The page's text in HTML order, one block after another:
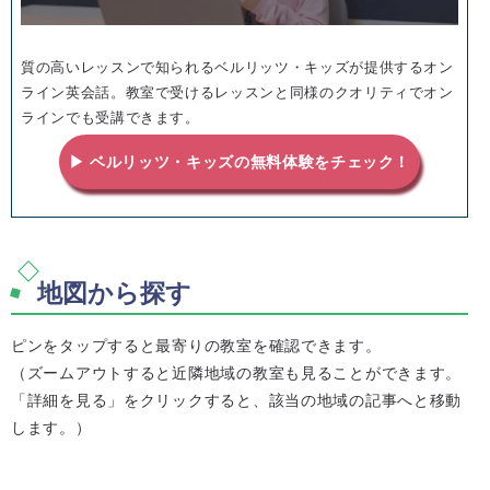
質の高いレッスンで知られるベルリッツ・キッズが提供するオン
ライン英会話。教室で受けるレッスンと同様のクオリティでオン
ラインでも受講できます。
▶ ベルリッツ・キッズの無料体験をチェック！
地図から探す
ピンをタップすると最寄りの教室を確認できます。
（ズームアウトすると近隣地域の教室も見ることができます。
「詳細を見る」をクリックすると、該当の地域の記事へと移動
します。）